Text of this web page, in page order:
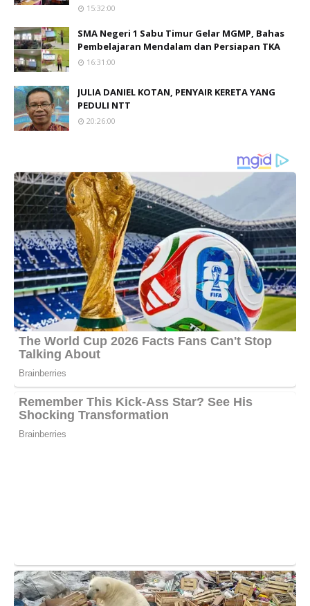
15:32:00
SMA Negeri 1 Sabu Timur Gelar MGMP, Bahas
Pembelajaran Mendalam dan Persiapan TKA
16:31:00
JULIA DANIEL KOTAN, PENYAIR KERETA YANG
PEDULI NTT
20:26:00